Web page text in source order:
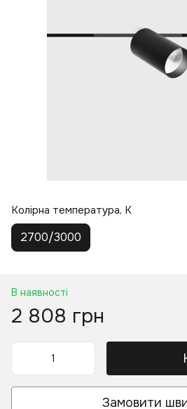
Колірна температура, K
2700/3000
В наявності
2 808 грн
Замовити